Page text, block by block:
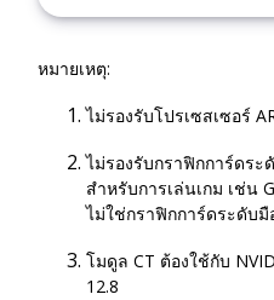
หมายเหตุ:
ไม่รองรับโปรเซสเซอร์
ไม่รองรับกราฟิกการ์ดระ
สำหรับการเล่นเกม เช่น
ไม่ใช่กราฟิกการ์ดระดับ
โมดูล CT ต้องใช้กับ
12.8